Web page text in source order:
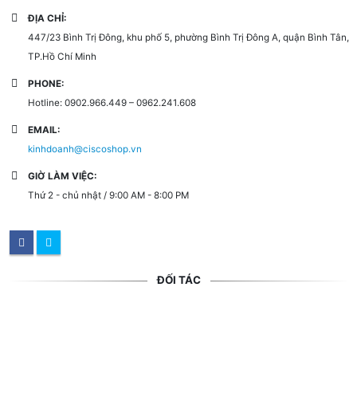
ĐỊA CHỈ:
447/23 Bình Trị Đông, khu phố 5, phường Bình Trị Đông A, quận Bình Tân,
TP.Hồ Chí Minh
PHONE:
Hotline: 0902.966.449 – 0962.241.608
EMAIL:
kinhdoanh@ciscoshop.vn
GIỜ LÀM VIỆC:
Thứ 2 - chủ nhật / 9:00 AM - 8:00 PM
ĐỐI TÁC